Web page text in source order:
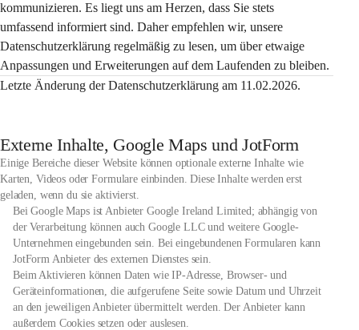
kommunizieren. Es liegt uns am Herzen, dass Sie stets
umfassend informiert sind. Daher empfehlen wir, unsere
Datenschutzerklärung regelmäßig zu lesen, um über etwaige
Anpassungen und Erweiterungen auf dem Laufenden zu bleiben.
Letzte Änderung der Datenschutzerklärung am 11.02.2026.
Externe Inhalte, Google Maps und JotForm
Einige Bereiche dieser Website können optionale externe Inhalte wie
Karten, Videos oder Formulare einbinden. Diese Inhalte werden erst
geladen, wenn du sie aktivierst.
Bei Google Maps ist Anbieter Google Ireland Limited; abhängig von
der Verarbeitung können auch Google LLC und weitere Google-
Unternehmen eingebunden sein. Bei eingebundenen Formularen kann
JotForm Anbieter des externen Dienstes sein.
Beim Aktivieren können Daten wie IP-Adresse, Browser- und
Geräteinformationen, die aufgerufene Seite sowie Datum und Uhrzeit
an den jeweiligen Anbieter übermittelt werden. Der Anbieter kann
außerdem Cookies setzen oder auslesen.